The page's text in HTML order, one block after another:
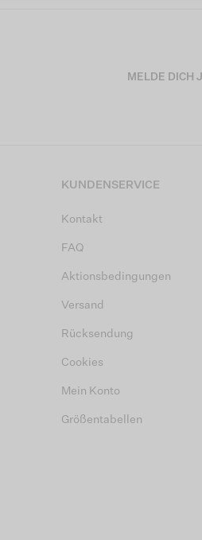
MELDE DICH
KUNDENSERVICE
Kontakt
FAQ
Aktionsbedingungen
Versand
Rücksendung
Cookies
Mein Konto
Größentabellen